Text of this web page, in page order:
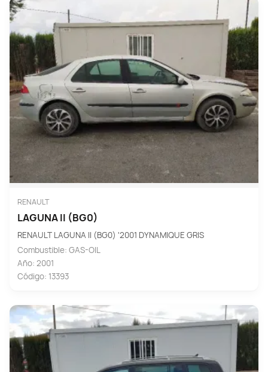
RENAULT
LAGUNA II (BG0)
RENAULT LAGUNA II (BG0) '2001 DYNAMIQUE GRIS
Combustible: GAS-OIL
Año: 2001
Código: 13393